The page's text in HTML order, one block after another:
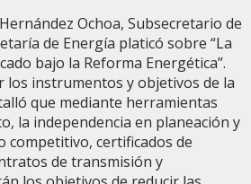
Ochoa, Subsecretario de
de Energía platicó sobre “La
bajo la Reforma Energética”.
los instrumentos y objetivos de la
que mediante herramientas
la independencia en planeación y
competitivo, certificados de
de transmisión y